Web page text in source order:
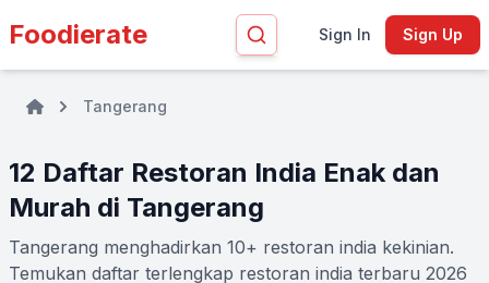
Foodierate Sign In Sign Up
Tangerang
12 Daftar Restoran India Enak dan
Murah di Tangerang
Tangerang menghadirkan 10+ restoran india kekinian.
Temukan daftar terlengkap restoran india terbaru 2026